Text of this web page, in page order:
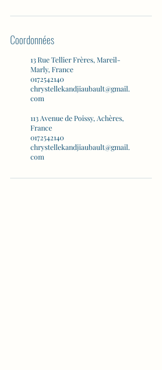
Coordonnées
13 Rue Tellier Frères, Mareil-
Marly, France
0172542140
chrystellekandjiaubault@gmail.
com
113 Avenue de Poissy, Achères,
France
0172542140
chrystellekandjiaubault@gmail.
com